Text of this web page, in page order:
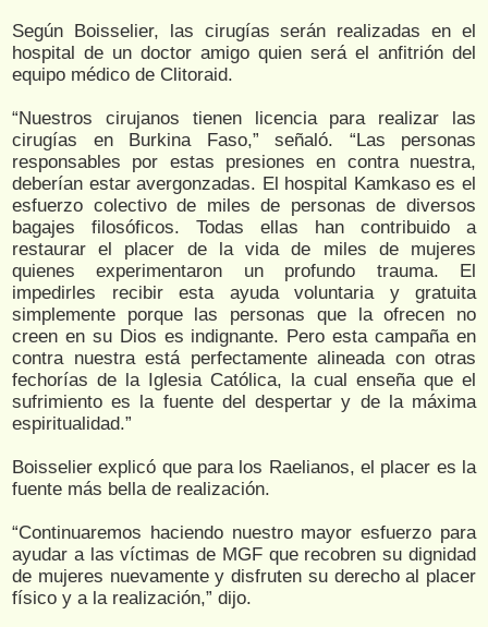
Según Boisselier, las cirugías serán realizadas en el
hospital de un doctor amigo quien será el anfitrión del
equipo médico de Clitoraid.
“Nuestros cirujanos tienen licencia para realizar las
cirugías en Burkina Faso,” señaló. “Las personas
responsables por estas presiones en contra nuestra,
deberían estar avergonzadas. El hospital Kamkaso es el
esfuerzo colectivo de miles de personas de diversos
bagajes filosóficos. Todas ellas han contribuido a
restaurar el placer de la vida de miles de mujeres
quienes experimentaron un profundo trauma. El
impedirles recibir esta ayuda voluntaria y gratuita
simplemente porque las personas que la ofrecen no
creen en su Dios es indignante. Pero esta campaña en
contra nuestra está perfectamente alineada con otras
fechorías de la Iglesia Católica, la cual enseña que el
sufrimiento es la fuente del despertar y de la máxima
espiritualidad.”
Boisselier explicó que para los Raelianos, el placer es la
fuente más bella de realización.
“Continuaremos haciendo nuestro mayor esfuerzo para
ayudar a las víctimas de MGF que recobren su dignidad
de mujeres nuevamente y disfruten su derecho al placer
físico y a la realización,” dijo.